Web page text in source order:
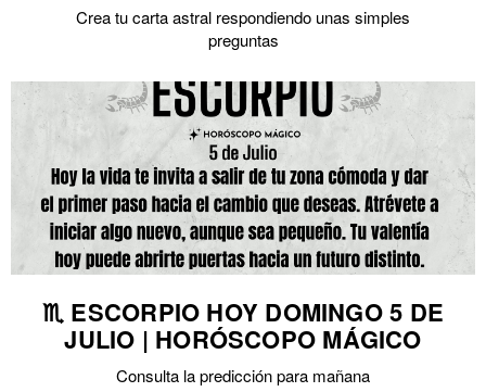
Crea tu carta astral respondiendo unas simples
preguntas
♏ ESCORPIO HOY DOMINGO 5 DE
JULIO | HORÓSCOPO MÁGICO
Consulta la predicción para mañana